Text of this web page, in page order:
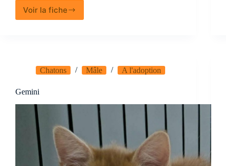
Voir la fiche
Tisha
Chatons Mâle A l'adoption
Gemini